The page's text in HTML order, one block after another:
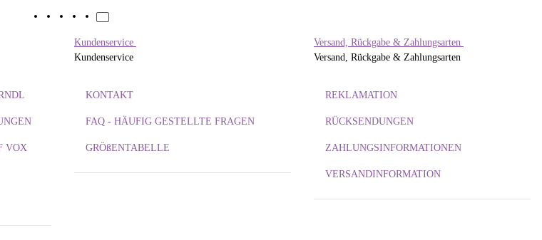
VOX
Kundenservice
Kundenservice
KONTAKT
FAQ - HÄUFIG GESTELLTE FRAGEN
GRÖßENTABELLE
Versand, Rückgabe & Zahlungsarten
Versand, Rückgabe & Zahlungsarten
REKLAMATION
RÜCKSENDUNGEN
ZAHLUNGSINFORMATIONEN
VERSANDINFORMATION